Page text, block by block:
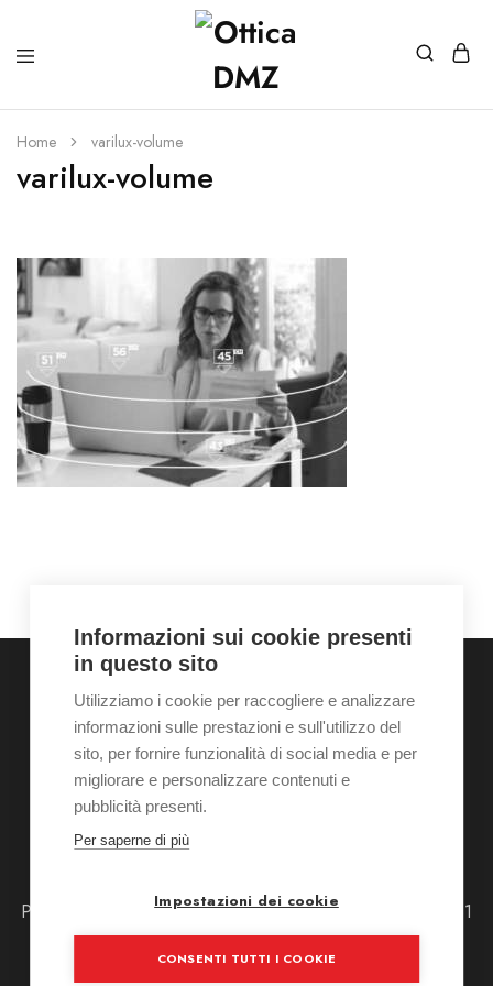
Home varilux-volume
varilux-volume
Home Chi siamo Galleria Servizi
Contatti
News
Shop Appuntamento
Pausa estiva da Sabato 8 agosto alle 12:30 fino a Lunedi 31
agosto alle 15:30
Informazioni sui cookie presenti
in questo sito
Utilizziamo i cookie per raccogliere e analizzare
informazioni sulle prestazioni e sull'utilizzo del
sito, per fornire funzionalità di social media e per
migliorare e personalizzare contenuti e
pubblicità presenti.
Per saperne di più
Impostazioni dei cookie
CONSENTI TUTTI I COOKIE